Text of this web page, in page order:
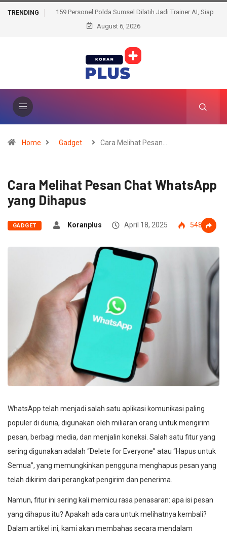
TRENDING
159 Personel Polda Sumsel Dilatih Jadi Trainer AI, Siap
Bentengi Pelajar dari Ancaman Dunia Digital
August 6, 2026
Home Gadget Cara Melihat Pesan…
Cara Melihat Pesan Chat WhatsApp
yang Dihapus
GADGET Koranplus April 18, 2025 548
WhatsApp telah menjadi salah satu aplikasi komunikasi paling
populer di dunia, digunakan oleh miliaran orang untuk mengirim
pesan, berbagi media, dan menjalin koneksi. Salah satu fitur yang
sering digunakan adalah “Delete for Everyone” atau “Hapus untuk
Semua”, yang memungkinkan pengguna menghapus pesan yang
telah dikirim dari perangkat pengirim dan penerima.
Namun, fitur ini sering kali memicu rasa penasaran: apa isi pesan
yang dihapus itu? Apakah ada cara untuk melihatnya kembali?
Dalam artikel ini, kami akan membahas secara mendalam